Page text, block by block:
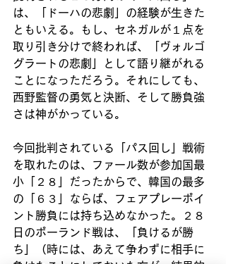
は、「ドーハの悲劇」の経験が生きた
ともいえる。もし、セネガルが１点を
取り引き分けで終われば、「ヴォルゴ
グラートの悲劇」として語り継がれる
ことになっただろう。それにしても、
西野監督の勇気と決断、そして勝負強
さは神がかっている。
今回批判されている「パス回し」戦術
を取れたのは、ファール数が参加国最
小「２８」だったからで、韓国の最多
の「６３」ならば、フェアプレーポイ
ント勝負には持ち込めなかった。２８
日のポーランド戦は、「負けるが勝
ち」（時には、あえて争わずに相手に